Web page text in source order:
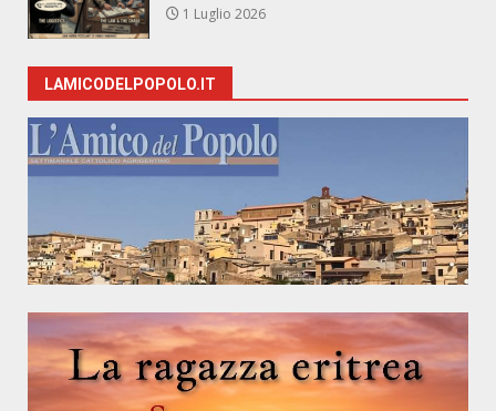
1 Luglio 2026
LAMICODELPOPOLO.IT